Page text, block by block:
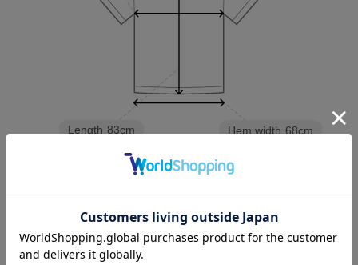
Hem width 68cm
Length 83cm
3L 4L 5L